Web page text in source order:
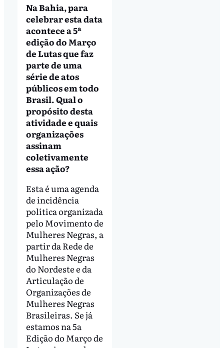
Na Bahia, para
celebrar esta data
acontece a 5ª
edição do Março
de Lutas que faz
parte de uma
série de atos
públicos em todo
Brasil. Qual o
propósito desta
atividade e quais
organizações
assinam
coletivamente
essa ação?
Esta é uma agenda
de incidência
política organizada
pelo Movimento de
Mulheres Negras, a
partir da Rede de
Mulheres Negras
do Nordeste e da
Articulação de
Organizações de
Mulheres Negras
Brasileiras. Se já
estamos na 5a
Edição do Março de